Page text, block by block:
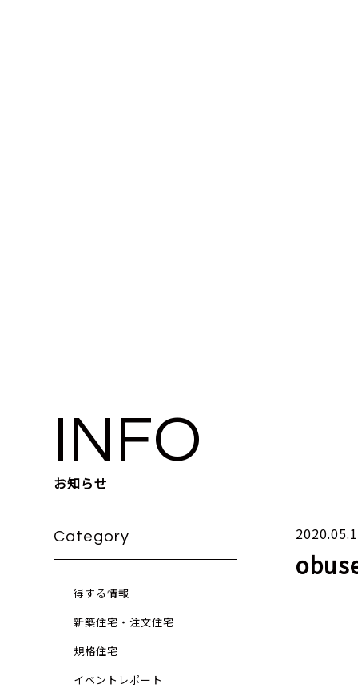
INFO
お知らせ
Category
得する情報
新築住宅・注文住宅
規格住宅
イベントレポート